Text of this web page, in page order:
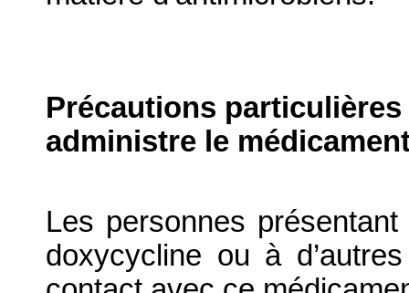
Précautions
administre le
Les personnes
doxycycline ou à